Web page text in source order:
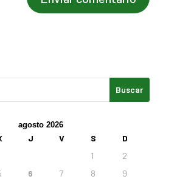
agosto 2026
J V S
D
1
2
6 7 8
9